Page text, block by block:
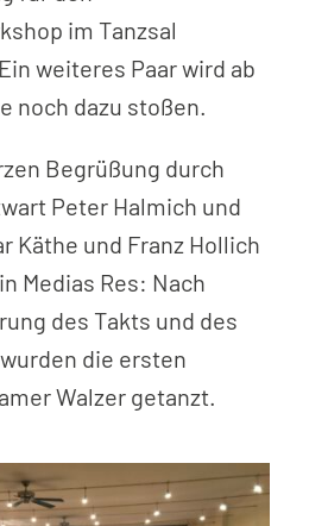
im Tanzsal
weiteres Paar wird ab
noch dazu stoßen.
Begrüßung durch
Peter Halmich und
Käthe und Franz Hollich
Medias Res: Nach
des Takts und des
die ersten
Walzer getanzt.